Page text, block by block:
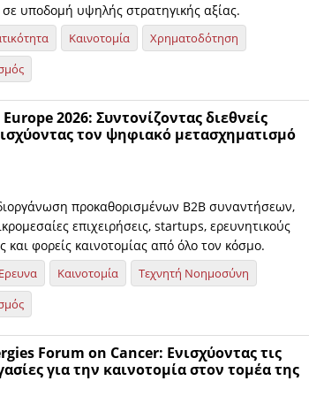
υποδομή υψηλής στρατηγικής αξίας.
Καινοτομία
Χρηματοδότηση
2026: Συντονίζοντας διεθνείς
τον ψηφιακό μετασχηματισμό
προκαθορισμένων Β2Β συναντήσεων,
επιχειρήσεις, startups, ερευνητικούς
και φορείς καινοτομίας από όλο τον κόσμο.
Καινοτομία
Τεχνητή Νοημοσύνη
Forum on Cancer: Ενισχύοντας τις
για την καινοτομία στον τομέα της